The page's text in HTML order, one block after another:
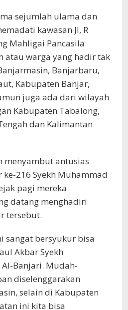
sejumlah ulama dan
kawasan Jl, R
Mahligai Pancasila
atau warga yang hadir tak
Banjarbaru,
Kabupaten Banjar,
juga ada dari wilayah
Kabupaten Tabalong,
dan Kalimantan
menyambut antusias
216 Syekh Muhammad
pagi mereka
datang menghadiri
tersebut.
sangat bersyukur bisa
Akbar Syekh
Banjari. Mudah-
diselenggarakan
selain di Kabupaten
ini kita bisa